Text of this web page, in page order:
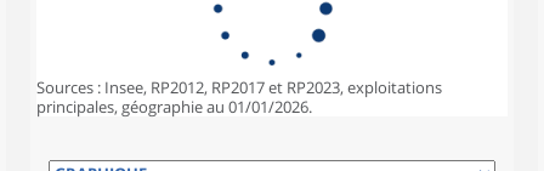
Sources : Insee, RP2012, RP2017 et RP2023, exploitations
principales, géographie au 01/01/2026.